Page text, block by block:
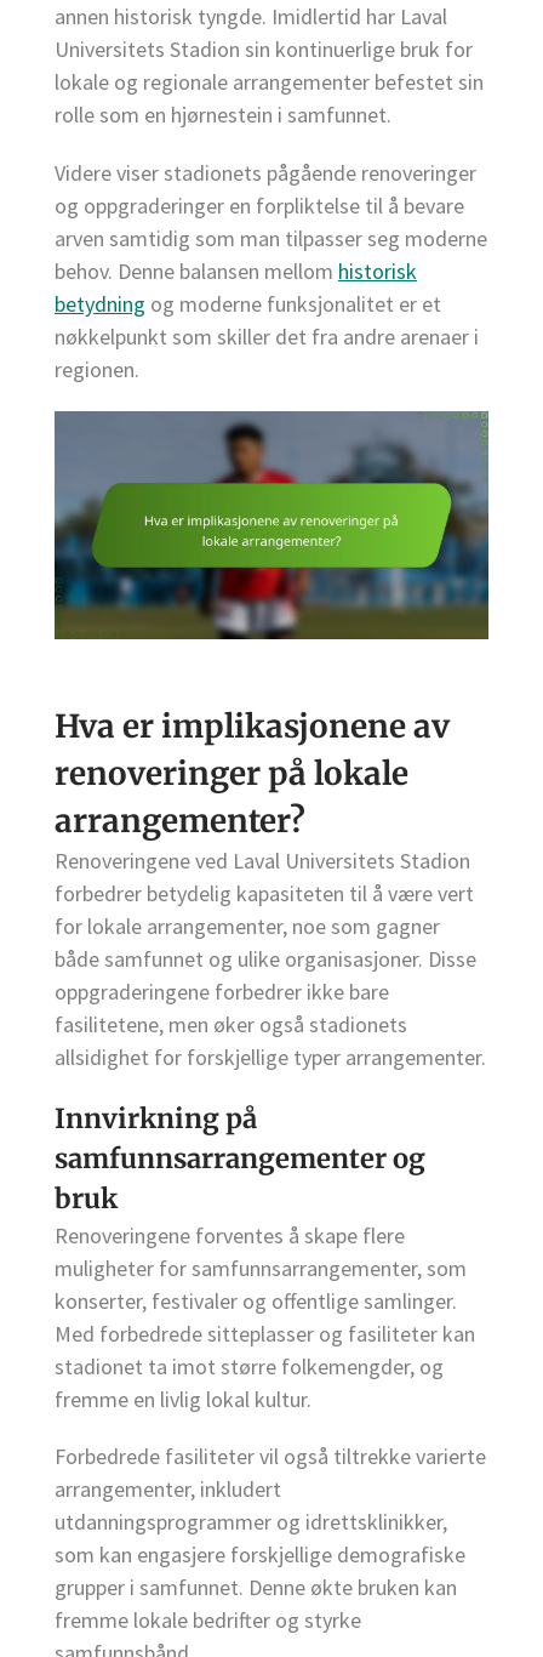
annen historisk tyngde. Imidlertid har Laval
Universitets Stadion sin kontinuerlige bruk for
lokale og regionale arrangementer befestet sin
rolle som en hjørnestein i samfunnet.
Videre viser stadionets pågående renoveringer
og oppgraderinger en forpliktelse til å bevare
arven samtidig som man tilpasser seg moderne
behov. Denne balansen mellom historisk
betydning og moderne funksjonalitet er et
nøkkelpunkt som skiller det fra andre arenaer i
regionen.
Hva er implikasjonene av
renoveringer på lokale
arrangementer?
Renoveringene ved Laval Universitets Stadion
forbedrer betydelig kapasiteten til å være vert
for lokale arrangementer, noe som gagner
både samfunnet og ulike organisasjoner. Disse
oppgraderingene forbedrer ikke bare
fasilitetene, men øker også stadionets
allsidighet for forskjellige typer arrangementer.
Innvirkning på
samfunnsarrangementer og
bruk
Renoveringene forventes å skape flere
muligheter for samfunnsarrangementer, som
konserter, festivaler og offentlige samlinger.
Med forbedrede sitteplasser og fasiliteter kan
stadionet ta imot større folkemengder, og
fremme en livlig lokal kultur.
Forbedrede fasiliteter vil også tiltrekke varierte
arrangementer, inkludert
utdanningsprogrammer og idrettsklinikker,
som kan engasjere forskjellige demografiske
grupper i samfunnet. Denne økte bruken kan
fremme lokale bedrifter og styrke